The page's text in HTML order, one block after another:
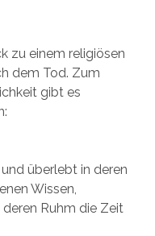
zu einem religiösen
dem Tod. Zum
gibt es
überlebt in deren
Wissen,
Ruhm die Zeit